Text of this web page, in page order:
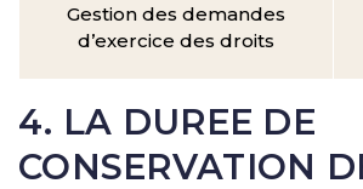
Gestion des demandes
d’exercice des droits
4. LA DUREE DE
CONSERVATION